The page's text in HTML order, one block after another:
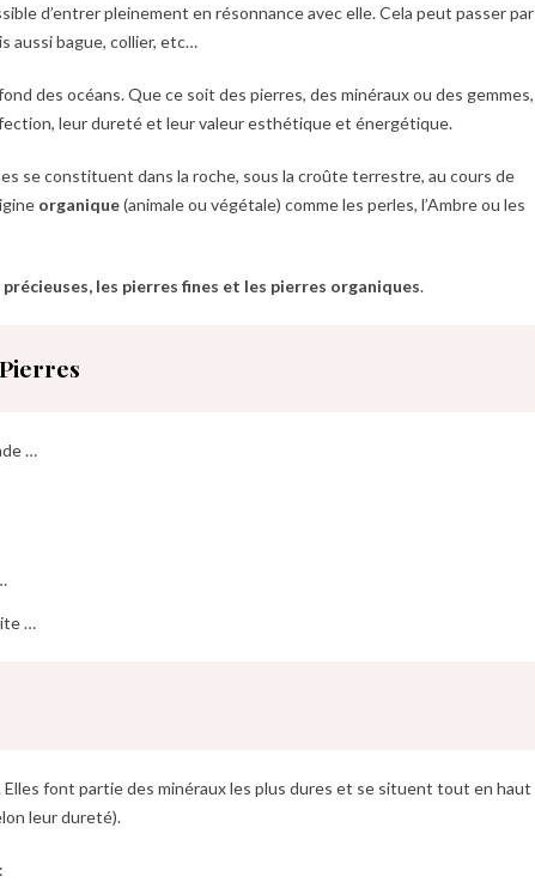
d’entrer pleinement en résonnance avec elle. Cela peut passer par
aussi bague, collier, etc…
des océans. Que ce soit des pierres, des minéraux ou des gemmes,
leur dureté et leur valeur esthétique et énergétique.
se constituent dans la roche, sous la croûte terrestre, au cours de
organique(animale ou végétale) comme les perles, l’Ambre ou les
les pierres fines et les pierres organiques.
…
…
font partie des minéraux les plus dures et se situent tout en haut
leur dureté).